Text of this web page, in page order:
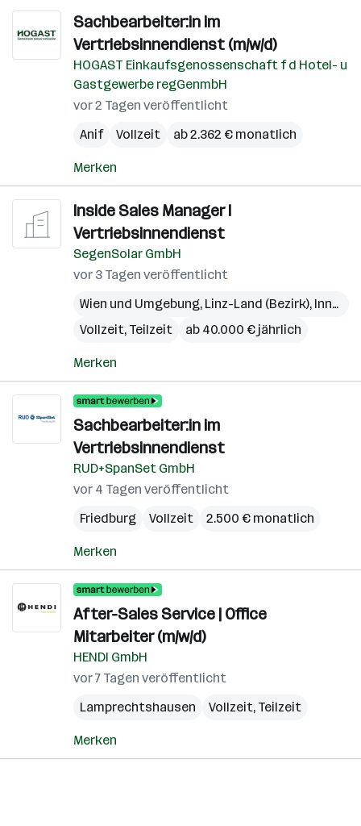
Sachbearbeiter:in im
Vertriebsinnendienst (m/w/d)
HOGAST Einkaufsgenossenschaft f d Hotel- u
Gastgewerbe regGenmbH
vor 2 Tagen veröffentlicht
Anif
Vollzeit ab 2.362 € monatlich
Merken
Inside Sales Manager I
Vertriebsinnendienst
SegenSolar GmbH
vor 3 Tagen veröffentlicht
Wien und Umgebung, Linz-Land (Bezirk), Innsbruck-Land (Bezirk)
Vollzeit, Teilzeit
ab 40.000 € jährlich
Merken
Sachbearbeiter:in im
Vertriebsinnendienst
RUD+SpanSet GmbH
vor 4 Tagen veröffentlicht
Friedburg
Vollzeit 2.500 € monatlich
Merken
After-Sales Service | Office
Mitarbeiter (m/w/d)
HENDI GmbH
vor 7 Tagen veröffentlicht
Lamprechtshausen
Vollzeit, Teilzeit
Merken